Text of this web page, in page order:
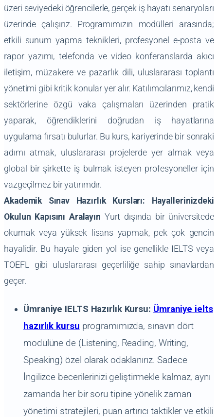
üzeri seviyedeki öğrencilerle, gerçek iş hayatı senaryoları
üzerinde çalışırız. Programımızın modülleri arasında;
etkili sunum yapma teknikleri, profesyonel e-posta ve
rapor yazımı, telefonda ve video konferanslarda akıcı
iletişim, müzakere ve pazarlık dili, uluslararası toplantı
yönetimi gibi kritik konular yer alır. Katılımcılarımız, kendi
sektörlerine özgü vaka çalışmaları üzerinden pratik
yaparak, öğrendiklerini doğrudan iş hayatlarına
uygulama fırsatı bulurlar. Bu kurs, kariyerinde bir sonraki
adımı atmak, uluslararası projelerde yer almak veya
global bir şirkette iş bulmak isteyen profesyoneller için
vazgeçilmez bir yatırımdır.
Akademik Sınav Hazırlık Kursları: Hayallerinizdeki
Okulun Kapısını Aralayın Yurt dışında bir üniversitede
okumak veya yüksek lisans yapmak, pek çok gencin
hayalidir. Bu hayale giden yol ise genellikle IELTS veya
TOEFL gibi uluslararası geçerliliğe sahip sınavlardan
geçer.
Ümraniye IELTS Hazırlık Kursu: Ümraniye ielts
hazırlık kursu programımızda, sınavın dört
modülüne de (Listening, Reading, Writing,
Speaking) özel olarak odaklanırız. Sadece
İngilizce becerilerinizi geliştirmekle kalmaz, aynı
zamanda her bir soru tipine yönelik zaman
yönetimi stratejileri, puan artırıcı taktikler ve etkili